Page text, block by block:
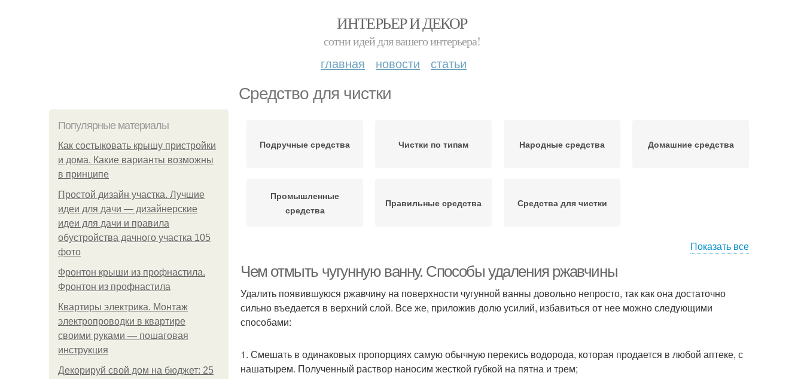
ИНТЕРЬЕР И ДЕКОР
сотни идей для вашего интерьера!
главная новости статьи
Средство для чистки
Популярные материалы
Как состыковать крышу пристройки
и дома. Какие варианты возможны
в принципе
Простой дизайн участка. Лучшие
идеи для дачи — дизайнерские
идеи для дачи и правила
обустройства дачного участка 105
фото
Фронтон крыши из профнастила.
Фронтон из профнастила
Квартиры электрика. Монтаж
электропроводки в квартире
своими руками — пошаговая
инструкция
Декорируй свой дом на бюджет: 25
Подручные средства Чистки по типам Народные средства Домашние средства
Промышленные
средства
Правильные средства Средства для чистки
Показать все
Чем отмыть чугунную ванну. Способы удаления ржавчины
Удалить появившуюся ржавчину на поверхности чугунной ванны довольно непросто, так как она достаточно
сильно въедается в верхний слой. Все же, приложив долю усилий, избавиться от нее можно следующими
способами:
1. Смешать в одинаковых пропорциях самую обычную перекись водорода, которая продается в любой аптеке, с
нашатырем. Полученный раствор наносим жесткой губкой на пятна и трем;